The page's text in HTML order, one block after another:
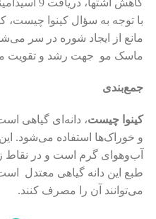
با توجه به سؤال کینوا چیست،
مانع از ایجاد شوره در سر
ماسک مو جهت رشد و تقویت
جمع‌بندی
کینوا چیست، دانه‌ای گیاهی
و خوراک‌ها استفاده می‌شود.
آب‌وهوای گرم است و در نقاط
طبع این دانه‌ گیاهی معتدل
می‌توانند آن را مصرف کنند.